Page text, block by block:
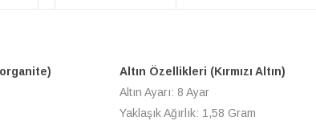
Altın Özellikleri (Kırmızı Altın)
Altın Ayarı: 8 Ayar
Yaklaşık Ağırlık: 1,58 Gram